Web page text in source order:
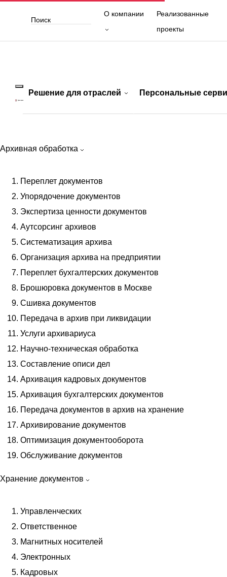
О компании
Реализованные
проекты
Решение для отраслей Персональные
Архивная обработка
Переплет документов
Упорядочение документов
Экспертиза ценности документов
Аутсорсинг архивов
Систематизация архива
Организация архива на предприятии
Переплет бухгалтерских документов
Брошюровка документов в Москве
Сшивка документов
Передача в архив при ликвидации
Услуги архивариуса
Научно-техническая обработка
Составление описи дел
Архивация кадровых документов
Архивация бухгалтерских документов
Передача документов в архив на хранение
Архивирование документов
Оптимизация документооборота
Обслуживание документов
Хранение документов
Управленческих
Ответственное
Магнитных носителей
Электронных
Кадровых
Юридические компании
Культура и СМИ
Промышленность и производство
Сфера услуг
Автомобильная индустрия
Государственный сектор
Медицинские учреждения
Нефтегазовые компании
Торговые компании
10 Страховые компании и НПФ
11 Финансовые компании и банки
Персональные сервисы
01 Руководителю отдела кадров
02 Архивисту и делопроизводителю
03 Административному директору
04 Юристу
05 Бухгалтеру и финансисту
06 Генеральному директору
Контакты
Архивная обработка
Переплет документов
Упорядочение документов